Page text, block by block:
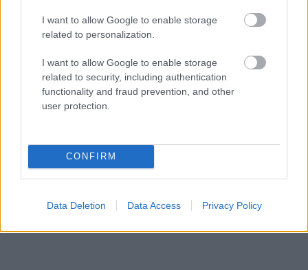
I want to allow Google to enable storage
related to personalization.
I want to allow Google to enable storage
related to security, including authentication
functionality and fraud prevention, and other
user protection.
CONFIRM
Data Deletion Data Access Privacy Policy